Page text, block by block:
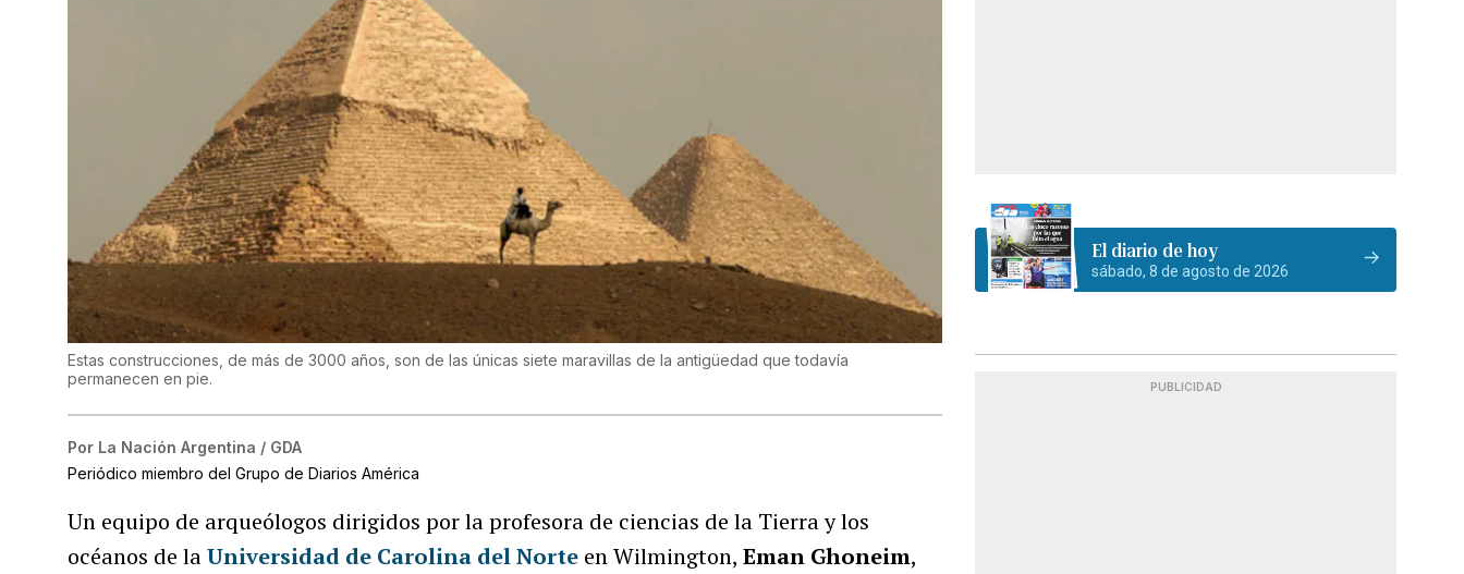
Estas construcciones, de más de 3000 años, son de las únicas siete maravillas de la antigüedad que todavía
permanecen en pie.
Por La Nación Argentina / GDA
Periódico miembro del Grupo de Diarios América
Un equipo de arqueólogos dirigidos por la profesora de ciencias de la Tierra y los
océanos de laUniversidad de Carolina del Norte en Wilmington,Eman Ghoneim,
El diario de hoy
sábado, 8 de agosto de 2026
PUBLICIDAD